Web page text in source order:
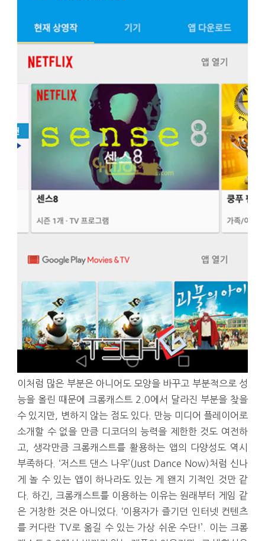
이처럼 많은 부분은 아니어도 모양을 바꾸고 부분적으로 성
능을 올린 때문에 크롬캐스트 2.0에서 달라진 부분을 찾을
수 있지만, 변하지 않는 점도 있다. 만능 미디어 플레이어로
소개할 수 없을 만큼 디코더의 능력을 제한한 것도 여전하
고, 생각만큼 크롬캐스트를 활용하는 앱의 다양성도 역시
부족하다. ‘저스트 댄스 나우’(Just Dance Now)처럼 신나
게 놀 수 있는 앱이 하나라도 있는 게 왠지 기적인 것만 같
다. 하긴, 크롬캐스트를 이용하는 이유는 원래부터 게임 같
은 거창한 것은 아니었다. ‘이용자가 즐기던 인터넷 컨텐츠
를 커다란 TV로 옮길 수 있는 가상 쉬운 수단!’. 이는 크롬